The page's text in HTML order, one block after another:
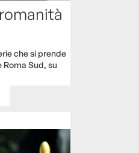
che si prende
Sud, su